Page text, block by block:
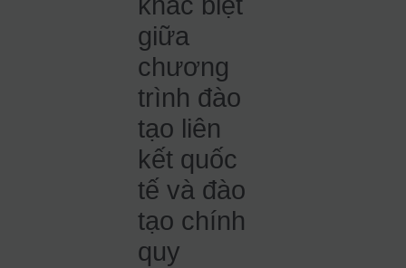
giữa
chương
trình đào
tạo liên
kết quốc
tế và đào
tạo chính
quy